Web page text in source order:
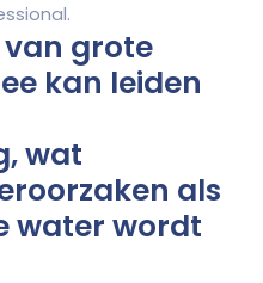
grote
kan leiden
wat
als
water wordt